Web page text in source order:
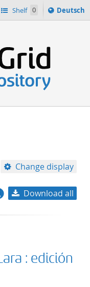
Shelf 0
Sprache
ï¿½ndern
Deutsch
Change display
title descending
Download all
: edición